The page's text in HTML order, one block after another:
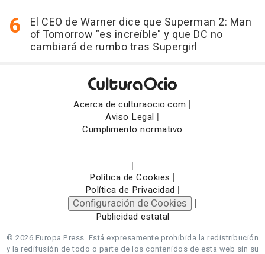
El CEO de Warner dice que Superman 2: Man
of Tomorrow "es increíble" y que DC no
cambiará de rumbo tras Supergirl
Acerca de culturaocio.com |
Aviso Legal |
Cumplimento normativo
|
Política de Cookies |
Política de Privacidad |
Configuración de Cookies |
Publicidad estatal
© 2026 Europa Press. Está expresamente prohibida la redistribución
y la redifusión de todo o parte de los contenidos de esta web sin su